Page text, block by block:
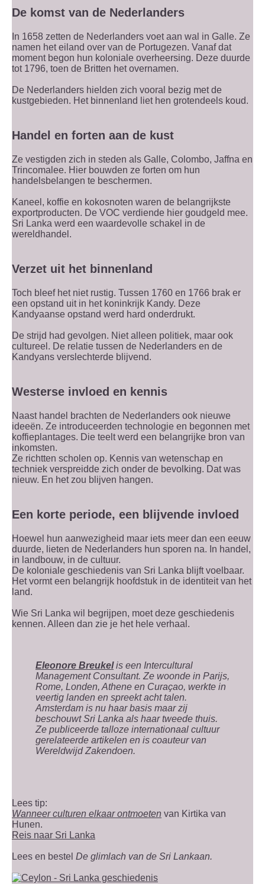
De komst van de Nederlanders
In 1658 zetten de Nederlanders voet aan wal in Galle. Ze
namen het eiland over van de Portugezen. Vanaf dat
moment begon hun koloniale overheersing. Deze duurde
tot 1796, toen de Britten het overnamen.
De Nederlanders hielden zich vooral bezig met de
kustgebieden. Het binnenland liet hen grotendeels koud.
Handel en forten aan de kust
Ze vestigden zich in steden als Galle, Colombo, Jaffna en
Trincomalee. Hier bouwden ze forten om hun
handelsbelangen te beschermen.
Kaneel, koffie en kokosnoten waren de belangrijkste
exportproducten. De VOC verdiende hier goudgeld mee.
Sri Lanka werd een waardevolle schakel in de
wereldhandel.
Verzet uit het binnenland
Toch bleef het niet rustig. Tussen 1760 en 1766 brak er
een opstand uit in het koninkrijk Kandy. Deze
Kandyaanse opstand werd hard onderdrukt.
De strijd had gevolgen. Niet alleen politiek, maar ook
cultureel. De relatie tussen de Nederlanders en de
Kandyans verslechterde blijvend.
Westerse invloed en kennis
Naast handel brachten de Nederlanders ook nieuwe
ideeën. Ze introduceerden technologie en begonnen met
koffieplantages. Die teelt werd een belangrijke bron van
inkomsten.
Ze richtten scholen op. Kennis van wetenschap en
techniek verspreidde zich onder de bevolking. Dat was
nieuw. En het zou blijven hangen.
Een korte periode, een blijvende invloed
Hoewel hun aanwezigheid maar iets meer dan een eeuw
duurde, lieten de Nederlanders hun sporen na. In handel,
in landbouw, in de cultuur.
De koloniale geschiedenis van Sri Lanka blijft voelbaar.
Het vormt een belangrijk hoofdstuk in de identiteit van het
land.
Wie Sri Lanka wil begrijpen, moet deze geschiedenis
kennen. Alleen dan zie je het hele verhaal.
Eleonore Breukelis een Intercultural
Management Consultant. Ze woonde in Parijs,
Rome, Londen, Athene en Curaçao, werkte in
veertig landen en spreekt acht talen.
Amsterdam is nu haar basis maar zij
beschouwt Sri Lanka als haar tweede thuis.
Ze publiceerde talloze internationaal cultuur
gerelateerde artikelen en is coauteur van
Wereldwijd Zakendoen.
Lees tip:
Wanneer culturen elkaar ontmoeten van Kirtika van
Hunen.
Reis naar Sri Lanka
Lees en bestel De glimlach van de Sri Lankaan.